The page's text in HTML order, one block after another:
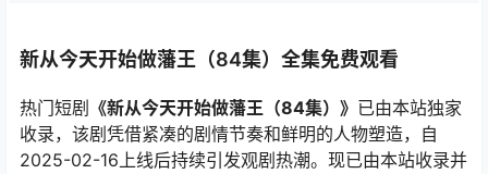
新从今天开始做藩王（84集）全集免费观看
热门短剧 《新从今天开始做藩王（84集）》 已由本站独家
收录，该剧凭借紧凑的剧情节奏和鲜明的人物塑造，自
2025-02-16上线后持续引发观剧热潮。现已由本站收录并